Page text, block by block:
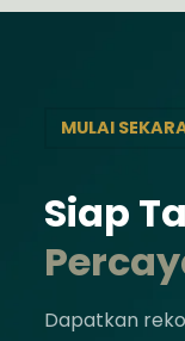
MULAI
Siap
Dapatkan